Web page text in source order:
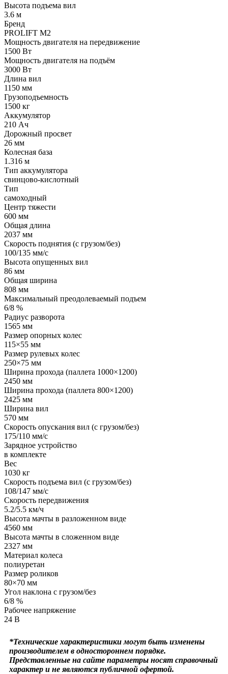
Высота подъема вил
3.6 м
Бренд
PROLIFT M2
Мощность двигателя на передвижение
1500 Вт
Мощность двигателя на подъём
3000 Вт
Длина вил
1150 мм
Грузоподъемность
1500 кг
Аккумулятор
210 Ач
Дорожный просвет
26 мм
Колесная база
1.316 м
Тип аккумулятора
свинцово-кислотный
Тип
самоходный
Центр тяжести
600 мм
Общая длина
2037 мм
Скорость поднятия (с грузом/без)
100/135 мм/с
Высота опущенных вил
86 мм
Общая ширина
808 мм
Максимальный преодолеваемый подъем
6/8 %
Радиус разворота
1565 мм
Размер опорных колес
115×55 мм
Размер рулевых колес
250×75 мм
Ширина прохода (паллета 1000×1200)
2450 мм
Ширина прохода (паллета 800×1200)
2425 мм
Ширина вил
570 мм
Скорость опускания вил (с грузом/без)
175/110 мм/с
Зарядное устройство
в комплекте
Вес
1030 кг
Скорость подъема вил (с грузом/без)
108/147 мм/с
Скорость передвижения
5.2/5.5 км/ч
Высота мачты в разложенном виде
4560 мм
Высота мачты в сложенном виде
2327 мм
Материал колеса
полиуретан
Размер роликов
80×70 мм
Угол наклона с грузом/без
6/8 %
Рабочее напряжение
24 В
*Технические характеристики могут быть изменены
производителем в одностороннем порядке.
Представленные на сайте параметры носят справочный
характер и не являются публичной офертой.